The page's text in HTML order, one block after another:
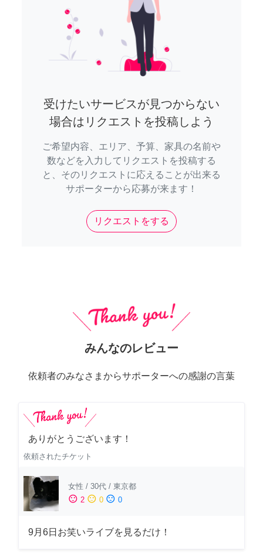
受けたいサービスが見つからない
場合はリクエストを投稿しよう
ご希望内容、エリア、予算、家具の名前や
数などを入力してリクエストを投稿する
と、そのリクエストに応えることが出来る
サポーターから応募が来ます！
リクエストをする
みんなのレビュー
依頼者のみなさまからサポーターへの感謝の言葉
ありがとうございます！
依頼されたチケット
女性 / 30代 / 東京都
sentiment_satisfied 2 sentiment_neutral 0 sentiment_dissatisfied 0
9月6日お笑いライブを見るだけ！